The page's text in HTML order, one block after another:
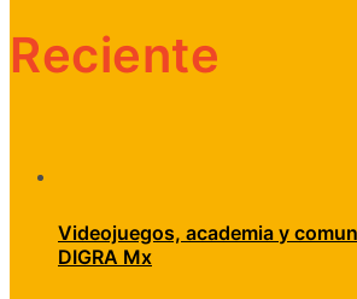
Reciente
Videojuegos, academia y
DIGRA Mx